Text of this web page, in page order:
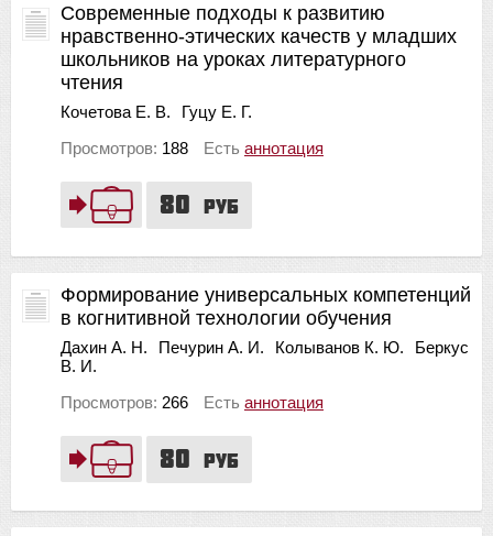
80 руб
Современные подходы к развитию
нравственно-этических качеств у младших
школьников на уроках литературного
чтения
Кочетова Е. В.
Гуцу Е. Г.
Просмотров: 188 Есть аннотация
80 руб
Формирование универсальных компетенций
в когнитивной технологии обучения
Дахин А. Н. Печурин А. И. Колыванов К. Ю.
Беркус
В. И.
Просмотров: 266 Есть аннотация